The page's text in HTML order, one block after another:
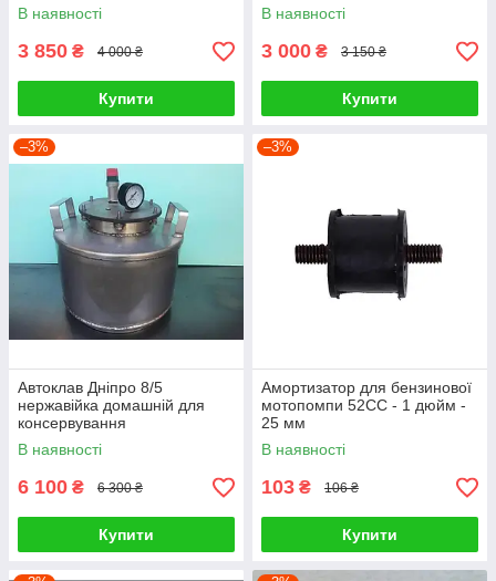
В наявності
3 850 ₴ 4 000 ₴
Купити
В наявності
3 000 ₴ 3 150 ₴
Купити
–3%
Автоклав Дніпро 8/5
нержавійка домашній для
консервування
В наявності
6 100 ₴ 6 300 ₴
Купити
–3%
Амортизатор для бензинової
мотопомпи 52СС - 1 дюйм -
25 мм
В наявності
103 ₴ 106 ₴
Купити